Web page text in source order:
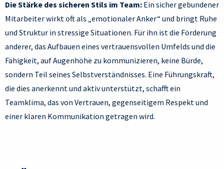
Die Stärke des sicheren Stils im Team: Ein sicher gebundener
Mitarbeiter wirkt oft als „emotionaler Anker“ und bringt Ruhe
und Struktur in stressige Situationen. Für ihn ist die Förderung
anderer, das Aufbauen eines vertrauensvollen Umfelds und die
Fähigkeit, auf Augenhöhe zu kommunizieren, keine Bürde,
sondern Teil seines Selbstverständnisses. Eine Führungskraft,
die dies anerkennt und aktiv unterstützt, schafft ein
Teamklima, das von Vertrauen, gegenseitigem Respekt und
einer klaren Kommunikation getragen wird.